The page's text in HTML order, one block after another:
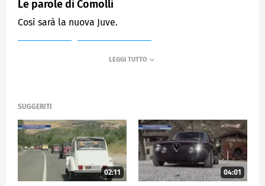
Le parole di Comolli
Così sarà la nuova Juve.
SUGGERITI
02:11 04:01